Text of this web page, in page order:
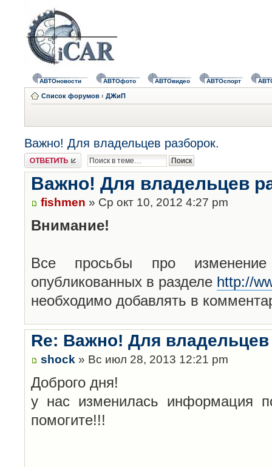
АВТОновости АВТОфото АВТОвидео АВТОспорт
Список форумов ‹ ДЖиП
Важно! Для владельцев разборок.
Ответить
Важно! Для владельцев
fishmen » Ср окт 10, 2012 4:27 pm
Внимание!
Все просьбы про
опубликованных в разделе http://
необходимо добавлять в
Re: Важно! Для владельцев
shock » Вс июл 28, 2013 12:21 pm
Доброго дня!
у нас изменилась информация
помогите!!!